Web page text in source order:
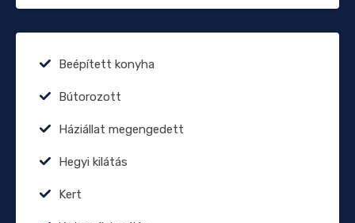
Beépített konyha
Bútorozott
Háziállat megengedett
Hegyi kilátás
Kert